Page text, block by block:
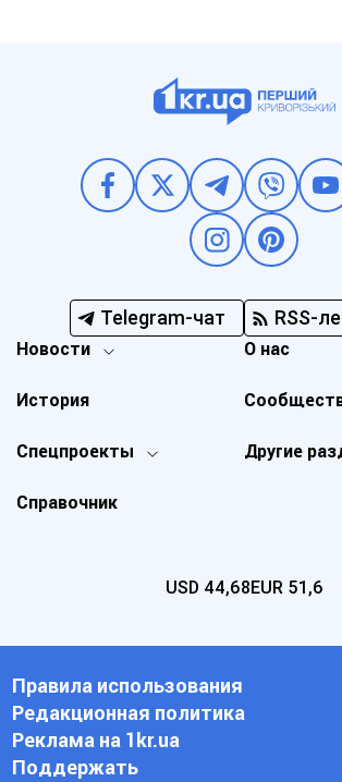
Telegram-чат RSS-
Новости
Спецпроекты Другие
История
О нас
Справочник
USD 44,68EUR 51,6
Правила использования
Редакционная политика
Реклама на 1kr.ua
Поддержать